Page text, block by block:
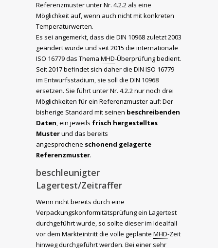
Referenzmuster unter Nr. 4.2.2 als eine
Möglichkeit auf, wenn auch nicht mit konkreten
Temperaturwerten.
Es sei angemerkt, dass die DIN 10968 zuletzt 2003
geändert wurde und seit 2015 die interna­tionale
ISO 16779 das Thema MHD-Überprüfung bedient.
Seit 2017 befindet sich daher die DIN ISO 16779
im Entwurfsstadium, sie soll die DIN 10968
ersetzen. Sie führt unter Nr. 4.2.2 nur noch drei
Möglichkeiten für ein Referenzmuster auf: Der
bisherige Standard mit seinen beschreibenden
Daten, ein jeweils frisch hergestelltes
Musterund das bereits
angesprochene schonend gelagerte
Referenzmuster.
beschleunigter
Lagertest/Zeitraffer
Wenn nicht bereits durch eine
Verpackungskonformitätsprüfung ein Lagertest
durchgeführt wurde, so sollte dieser im Idealfall
vor dem Markteintritt die volle geplante MHD-Zeit
hinweg durchgeführt werden. Bei einer sehr